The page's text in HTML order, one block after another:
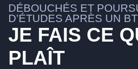
DÉBOUCHÉS ET
D’ÉTUDES APRÈS UN
JE FAIS CE
PLAÎT